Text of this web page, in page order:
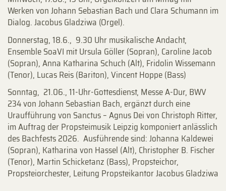
Werken von Johann Sebastian Bach und Clara Schumann im
Dialog. Jacobus Gladziwa (Orgel).
Donnerstag, 18.6., 9.30 Uhr musikalische Andacht,
Ensemble SoaVI mit Ursula Göller (Sopran), Caroline Jacob
(Sopran), Anna Katharina Schuch (Alt), Fridolin Wissemann
(Tenor), Lucas Reis (Bariton), Vincent Hoppe (Bass)
Sonntag, 21.06., 11-Uhr-Gottesdienst, Messe A-Dur, BWV
234 von Johann Sebastian Bach, ergänzt durch eine
Uraufführung von Sanctus – Agnus Dei von Christoph Ritter,
im Auftrag der Propsteimusik Leipzig komponiert anlässlich
des Bachfests 2026. Ausführende sind: Johanna Kaldewei
(Sopran), Katharina von Hassel (Alt), Christopher B. Fischer
(Tenor), Martin Schicketanz (Bass), Propsteichor,
Propsteiorchester, Leitung Propsteikantor Jacobus Gladziwa